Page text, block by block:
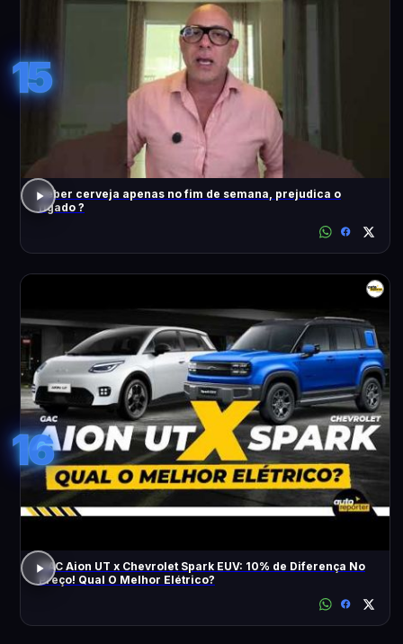
15
Beber cerveja apenas no fim de semana, prejudica o
fígado ?
16
GAC Aion UT x Chevrolet Spark EUV: 10% de Diferença No
Preço! Qual O Melhor Elétrico?